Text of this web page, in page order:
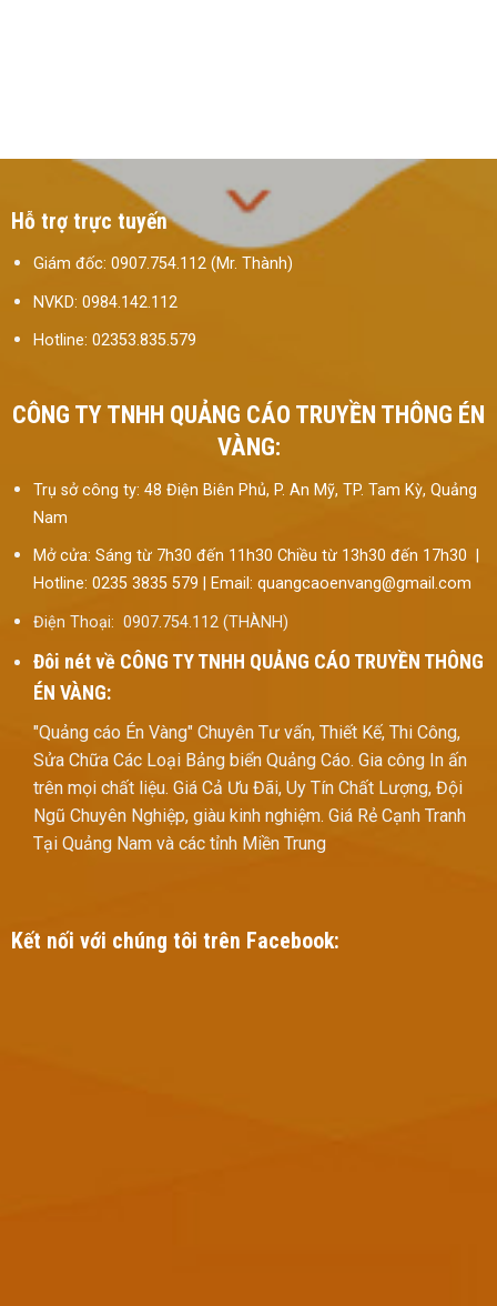
Hỗ trợ trực tuyến
Giám đốc: 0907.754.112 (Mr. Thành)
NVKD: 0984.142.112
Hotline: 02353.835.579
CÔNG TY TNHH QUẢNG CÁO TRUYỀN THÔNG ÉN
VÀNG:
Trụ sở công ty: 48 Điện Biên Phủ, P. An Mỹ, TP. Tam Kỳ, Quảng
Nam
Mở cửa: Sáng từ 7h30 đến 11h30 Chiều từ 13h30 đến 17h30 |
Hotline: 0235 3835 579 | Email: quangcaoenvang@gmail.com
Điện Thoại: 0907.754.112 (THÀNH)
Đôi nét về CÔNG TY TNHH QUẢNG CÁO TRUYỀN THÔNG
ÉN VÀNG:
"Quảng cáo Én Vàng" Chuyên Tư vấn, Thiết Kế, Thi Công,
Sửa Chữa Các Loại Bảng biển Quảng Cáo. Gia công In ấn
trên mọi chất liệu. Giá Cả Ưu Đãi, Uy Tín Chất Lượng, Đội
Ngũ Chuyên Nghiệp, giàu kinh nghiệm. Giá Rẻ Cạnh Tranh
Tại Quảng Nam và các tỉnh Miền Trung
Kết nối với chúng tôi trên Facebook: